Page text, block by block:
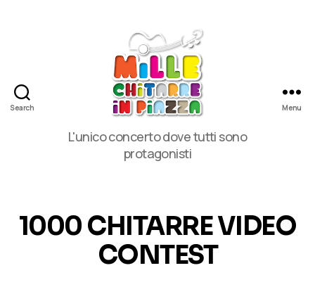
Search
in
Piazza
L'unico concerto dove tutti sono
protagonisti
Menu
1000 CHITARRE VIDEO
CONTEST